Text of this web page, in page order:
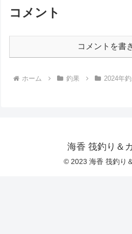
コメント
コメントを書
ホーム 釣果 2024年
海香 筏釣り＆
© 2023 海香 筏釣り